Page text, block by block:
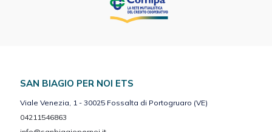
SAN BIAGIO PER NOI ETS
Viale Venezia, 1 - 30025 Fossalta di Portogruaro (VE)
04211546863